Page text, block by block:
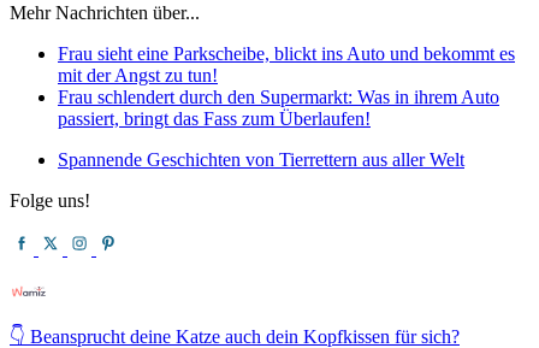
Mehr Nachrichten über...
Frau sieht eine Parkscheibe, blickt ins Auto und bekommt es
mit der Angst zu tun!
Frau schlendert durch den Supermarkt: Was in ihrem Auto
passiert, bringt das Fass zum Überlaufen!
Spannende Geschichten von Tierrettern aus aller Welt
Folge uns!
👇 Beansprucht deine Katze auch dein Kopfkissen für sich?